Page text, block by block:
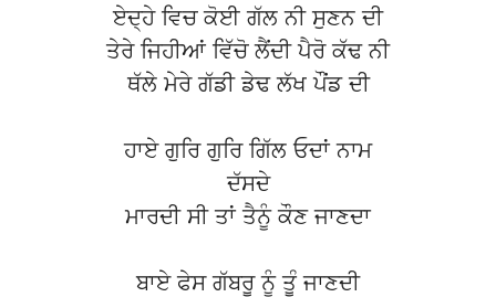
ਏਦ੍ਹੇ ਵਿਚ ਕੋਈ ਗੱਲ ਨੀ ਸੁਣਨ ਦੀ
ਤੇਰੇ ਜਿਹੀਆਂ ਵਿੱਚੋ ਲੈਂਦੀ ਪੈਰੋ ਕੱਢ ਨੀ
ਥੱਲੇ ਮੇਰੇ ਗੱਡੀ ਡੇਢ ਲੱਖ ਪੌਂਡ ਦੀ
ਹਾਏ ਗੁਰਿ ਗੁਰਿ ਗਿੱਲ ਓਦਾਂ ਨਾਮ
ਦੱਸਦੇ
ਮਾਰਦੀ ਸੀ ਤਾਂ ਤੈਨੂੰ ਕੌਣ ਜਾਣਦਾ
ਬਾਏ ਫੇਸ ਗੱਬਰੂ ਨੂੰ ਤੂੰ ਜਾਣਦੀ